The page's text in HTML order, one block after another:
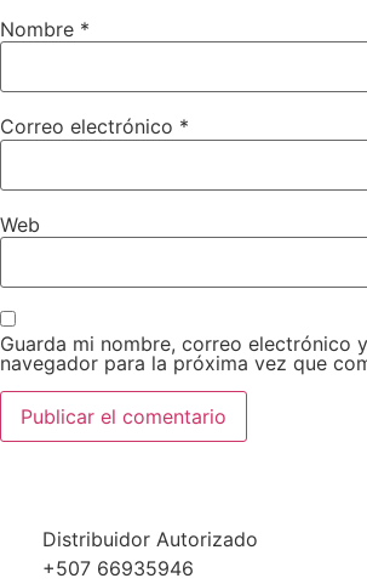
Nombre *
Correo electrónico *
Web
Guarda mi nombre, correo electrónico
navegador para la próxima vez que
Distribuidor Autorizado
+507 66935946